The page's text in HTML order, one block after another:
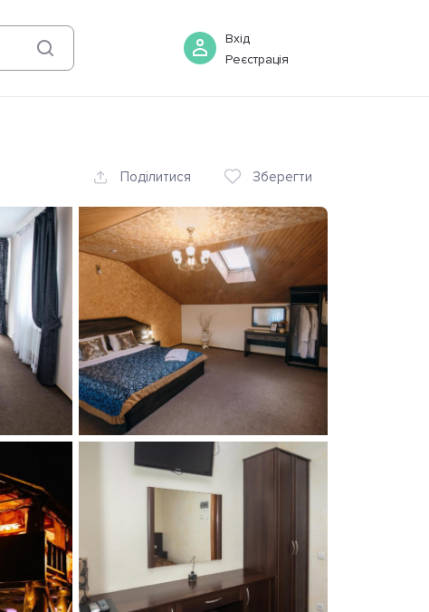
Вхід
Реєстрація
06 серпня Бронювати
Поділитися Зберегти